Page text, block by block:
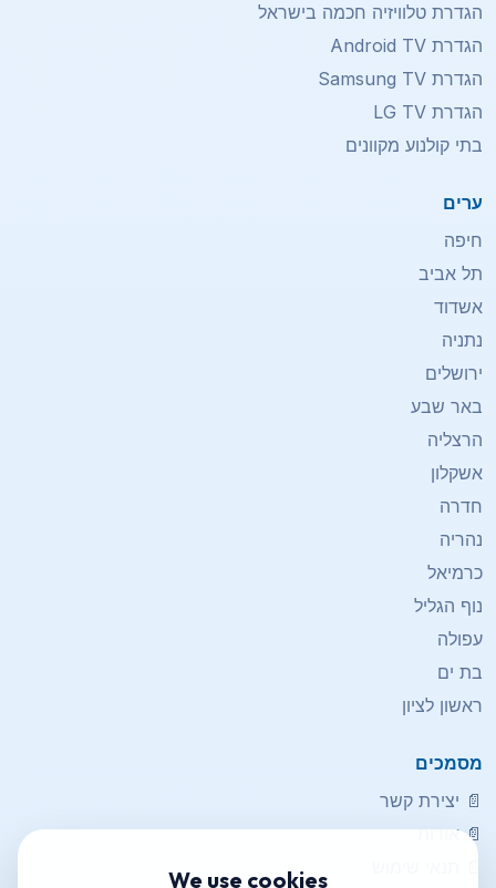
הגדרת טלוויזיה חכמה בישראל
הגדרת Android TV
הגדרת Samsung TV
הגדרת LG TV
בתי קולנוע מקוונים
ערים
חיפה
תל אביב
אשדוד
נתניה
ירושלים
באר שבע
הרצליה
אשקלון
חדרה
נהריה
כרמיאל
נוף הגליל
עפולה
בת ים
ראשון לציון
מסמכים
📄 יצירת קשר
📄אודות
We use cookies